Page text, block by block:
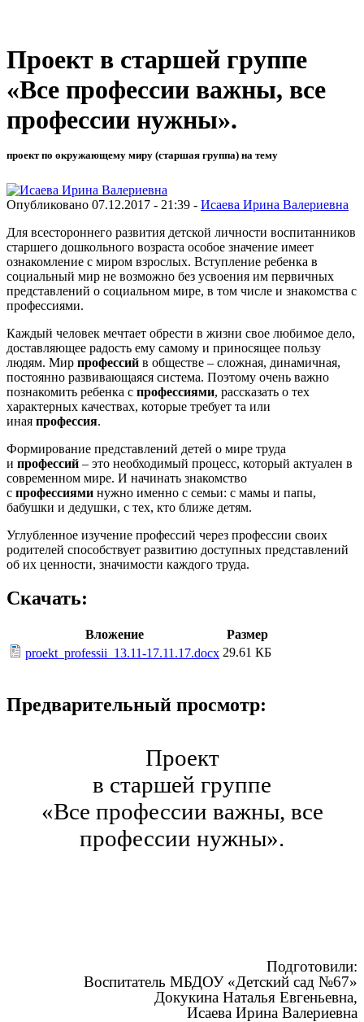
Проект в старшей группе
«Все профессии важны, все
профессии нужны».
проект по окружающему миру (старшая группа) на тему
Опубликовано 07.12.2017 - 21:39 - Исаева Ирина Валериевна
Для всестороннего развития детской личности воспитанников
старшего дошкольного возраста особое значение имеет
ознакомление с миром взрослых. Вступление ребенка в
социальный мир не возможно без усвоения им первичных
представлений о социальном мире, в том числе и знакомства с
профессиями.
Каждый человек мечтает обрести в жизни свое любимое дело,
доставляющее радость ему самому и приносящее пользу
людям. Мир профессий в обществе – сложная, динамичная,
постоянно развивающаяся система. Поэтому очень важно
познакомить ребенка с профессиями, рассказать о тех
характерных качествах, которые требует та или
иная профессия.
Формирование представлений детей о мире труда
и профессий – это необходимый процесс, который актуален в
современном мире. И начинать знакомство
с профессиями нужно именно с семьи: с мамы и папы,
бабушки и дедушки, с тех, кто ближе детям.
Углубленное изучение профессий через профессии своих
родителей способствует развитию доступных представлений
об их ценности, значимости каждого труда.
Скачать:
Вложение
Размер
proekt_professii_13.11-17.11.17.docx 29.61 КБ
Предварительный просмотр:
Проект
в старшей группе
«Все профессии важны, все
профессии нужны».
Подготовили:
Воспитатель МБДОУ «Детский сад №67»
Докукина Наталья Евгеньевна,
Исаева Ирина Валериевна